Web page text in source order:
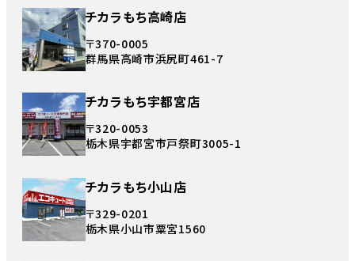
チカラもち高崎店
〒370-0005
群馬県高崎市浜尻町461-7
チカラもち宇都宮店
〒320-0053
栃木県宇都宮市戸祭町3005-1
チカラもち小山店
〒329-0201
栃木県小山市粟宮1560